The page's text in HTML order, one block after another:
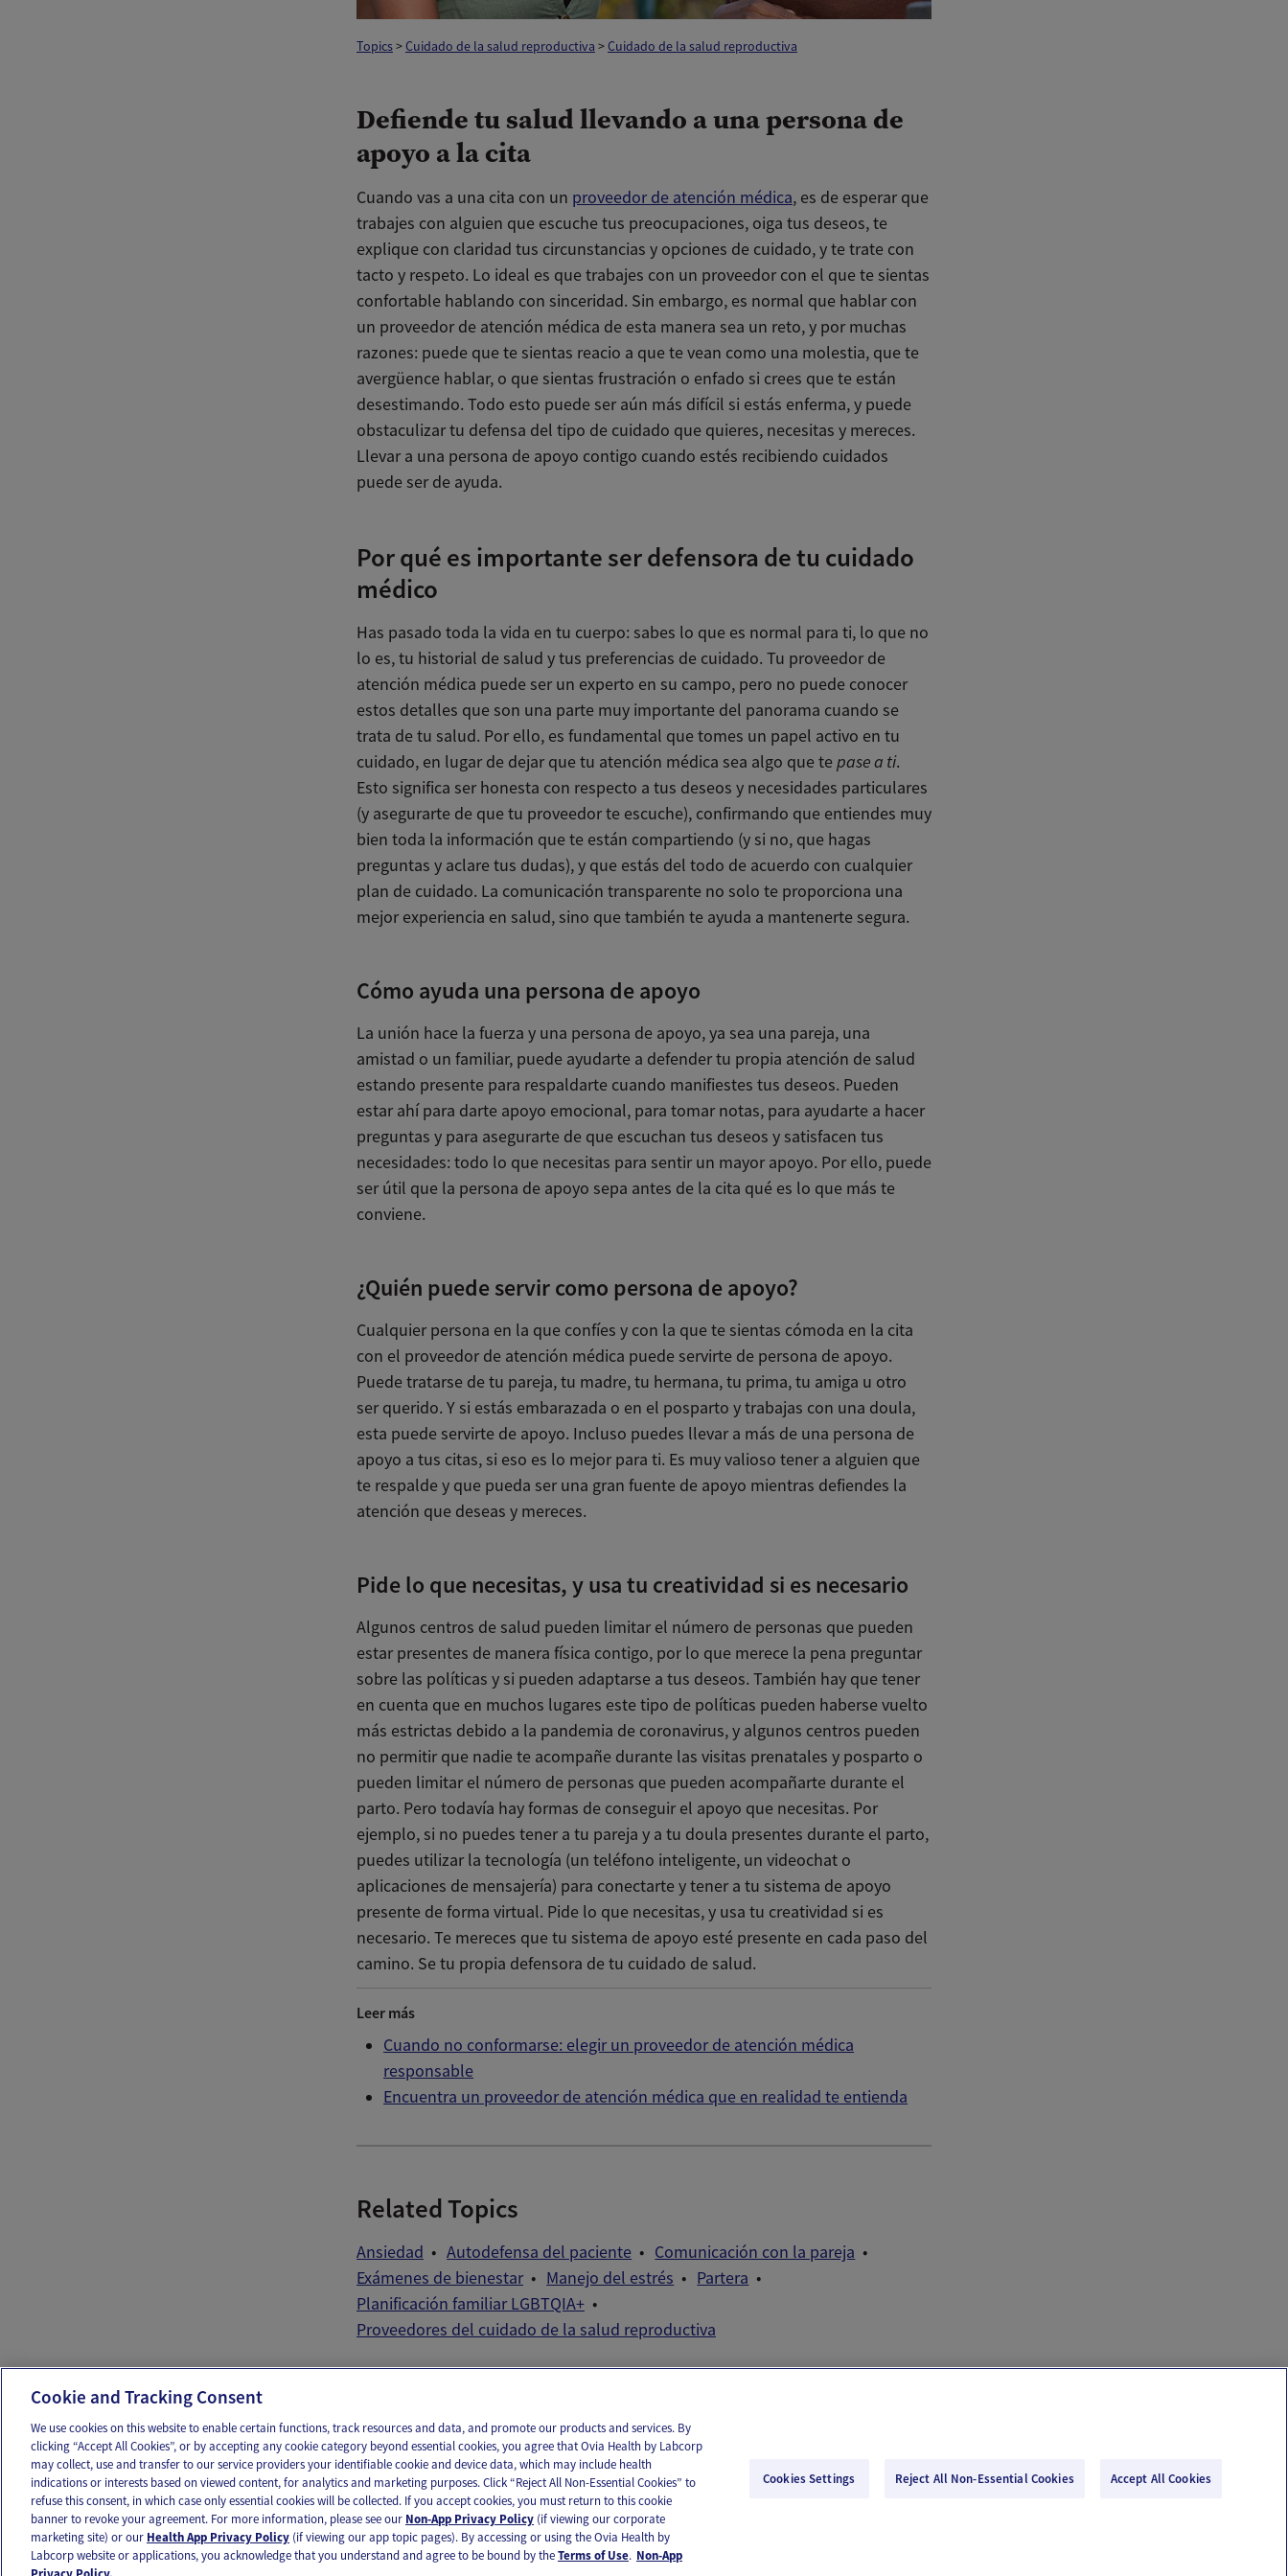
Topics>Cuidado de la salud reproductiva >Cuidado de la salud reproductiva
Defiende tu salud llevando a una persona de
apoyo a la cita
Cuando vas a una cita con un proveedor de atención médica, es de esperar que
trabajes con alguien que escuche tus preocupaciones, oiga tus deseos, te
explique con claridad tus circunstancias y opciones de cuidado, y te trate con
tacto y respeto. Lo ideal es que trabajes con un proveedor con el que te sientas
confortable hablando con sinceridad. Sin embargo, es normal que hablar con
un proveedor de atención médica de esta manera sea un reto, y por muchas
razones: puede que te sientas reacio a que te vean como una molestia, que te
avergüence hablar, o que sientas frustración o enfado si crees que te están
desestimando. Todo esto puede ser aún más difícil si estás enferma, y puede
obstaculizar tu defensa del tipo de cuidado que quieres, necesitas y mereces.
Llevar a una persona de apoyo contigo cuando estés recibiendo cuidados
puede ser de ayuda.
Por qué es importante ser defensora de tu cuidado
médico
Has pasado toda la vida en tu cuerpo: sabes lo que es normal para ti, lo que no
lo es, tu historial de salud y tus preferencias de cuidado. Tu proveedor de
atención médica puede ser un experto en su campo, pero no puede conocer
estos detalles que son una parte muy importante del panorama cuando se
trata de tu salud. Por ello, es fundamental que tomes un papel activo en tu
cuidado, en lugar de dejar que tu atención médica sea algo que tepase a ti.
Esto significa ser honesta con respecto a tus deseos y necesidades particulares
(y asegurarte de que tu proveedor te escuche), confirmando que entiendes muy
bien toda la información que te están compartiendo (y si no, que hagas
preguntas y aclare tus dudas), y que estás del todo de acuerdo con cualquier
plan de cuidado. La comunicación transparente no solo te proporciona una
mejor experiencia en salud, sino que también te ayuda a mantenerte segura.
Cómo ayuda una persona de apoyo
La unión hace la fuerza y una persona de apoyo, ya sea una pareja, una
amistad o un familiar, puede ayudarte a defender tu propia atención de salud
estando presente para respaldarte cuando manifiestes tus deseos. Pueden
estar ahí para darte apoyo emocional, para tomar notas, para ayudarte a hacer
preguntas y para asegurarte de que escuchan tus deseos y satisfacen tus
necesidades: todo lo que necesitas para sentir un mayor apoyo. Por ello, puede
ser útil que la persona de apoyo sepa antes de la cita qué es lo que más te
conviene.
¿Quién puede servir como persona de apoyo?
Cualquier persona en la que confíes y con la que te sientas cómoda en la cita
con el proveedor de atención médica puede servirte de persona de apoyo.
Puede tratarse de tu pareja, tu madre, tu hermana, tu prima, tu amiga u otro
ser querido. Y si estás embarazada o en el posparto y trabajas con una doula,
esta puede servirte de apoyo. Incluso puedes llevar a más de una persona de
apoyo a tus citas, si eso es lo mejor para ti. Es muy valioso tener a alguien que
te respalde y que pueda ser una gran fuente de apoyo mientras defiendes la
atención que deseas y mereces.
Pide lo que necesitas, y usa tu creatividad si es necesario
Algunos centros de salud pueden limitar el número de personas que pueden
estar presentes de manera física contigo, por lo que merece la pena preguntar
sobre las políticas y si pueden adaptarse a tus deseos. También hay que tener
en cuenta que en muchos lugares este tipo de políticas pueden haberse vuelto
más estrictas debido a la pandemia de coronavirus, y algunos centros pueden
no permitir que nadie te acompañe durante las visitas prenatales y posparto o
pueden limitar el número de personas que pueden acompañarte durante el
parto. Pero todavía hay formas de conseguir el apoyo que necesitas. Por
ejemplo, si no puedes tener a tu pareja y a tu doula presentes durante el parto,
puedes utilizar la tecnología (un teléfono inteligente, un videochat o
aplicaciones de mensajería) para conectarte y tener a tu sistema de apoyo
presente de forma virtual. Pide lo que necesitas, y usa tu creatividad si es
necesario. Te mereces que tu sistema de apoyo esté presente en cada paso del
camino. Se tu propia defensora de tu cuidado de salud.
Leer más
Cuando no conformarse: elegir un proveedor de atención médica
responsable
Encuentra un proveedor de atención médica que en realidad te entienda
Related Topics
Ansiedad Autodefensa del paciente
Comunicación con la pareja
Exámenes de bienestar
Manejo del estrés
Partera
Planificación familiar LGBTQIA+
Proveedores del cuidado de la salud reproductiva
OUR APPS FOLLOW US
Ovia products and services are provided for informational purposes only and are not intended as a substitute for medical care or medical advice. You should contact a healthcare provider if you need medical care or advice. Please see our Terms of Use and Privacy Policy for more information.
Cookie and Tracking Consent
We use cookies on this website to enable certain functions, track resources and data, and promote our products and services. By
clicking “Accept All Cookies”, or by accepting any cookie category beyond essential cookies, you agree that Ovia Health by Labcorp
may collect, use and transfer to our service providers your identifiable cookie and device data, which may include health
indications or interests based on viewed content, for analytics and marketing purposes. Click “Reject All Non-Essential Cookies” to
refuse this consent, in which case only essential cookies will be collected. If you accept cookies, you must return to this cookie
banner to revoke your agreement. For more information, please see our Non-App Privacy Policy (if viewing our corporate
marketing site) or our Health App Privacy Policy (if viewing our app topic pages). By accessing or using the Ovia Health by
Labcorp website or applications, you acknowledge that you understand and agree to be bound by theTerms of Use. Non-App
Cookies Settings Reject All Non-Essential Cookies Accept All Cookies